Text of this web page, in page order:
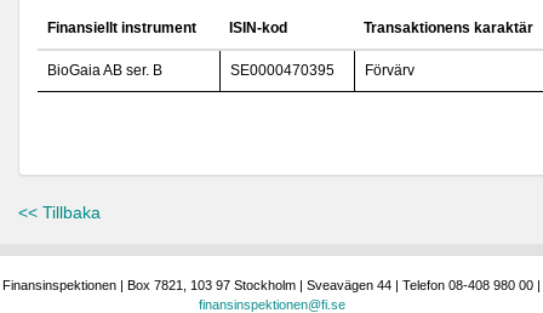
Finansiellt instrument ISIN-kod Transaktionens karaktär
BioGaia AB ser. B SE0000470395 Förvärv
<< Tillbaka
Finansinspektionen | Box 7821, 103 97 Stockholm | Sveavägen 44 | Telefon 08-408 980 00 |
finansinspektionen@fi.se